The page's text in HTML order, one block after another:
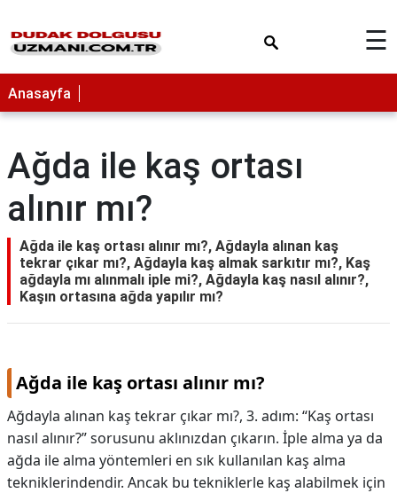
☰
Anasayfa
Ağda ile kaş ortası
alınır mı?
Ağda ile kaş ortası alınır mı?, Ağdayla alınan kaş
tekrar çıkar mı?, Ağdayla kaş almak sarkıtır mı?, Kaş
ağdayla mı alınmalı iple mi?, Ağdayla kaş nasıl alınır?,
Kaşın ortasına ağda yapılır mı?
Ağda ile kaş ortası alınır mı?
Ağdayla alınan kaş tekrar çıkar mı?, 3. adım: “Kaş ortası
nasıl alınır?” sorusunu aklınızdan çıkarın. İple alma ya da
ağda ile alma yöntemleri en sık kullanılan kaş alma
tekniklerindendir. Ancak bu tekniklerle kaş alabilmek için